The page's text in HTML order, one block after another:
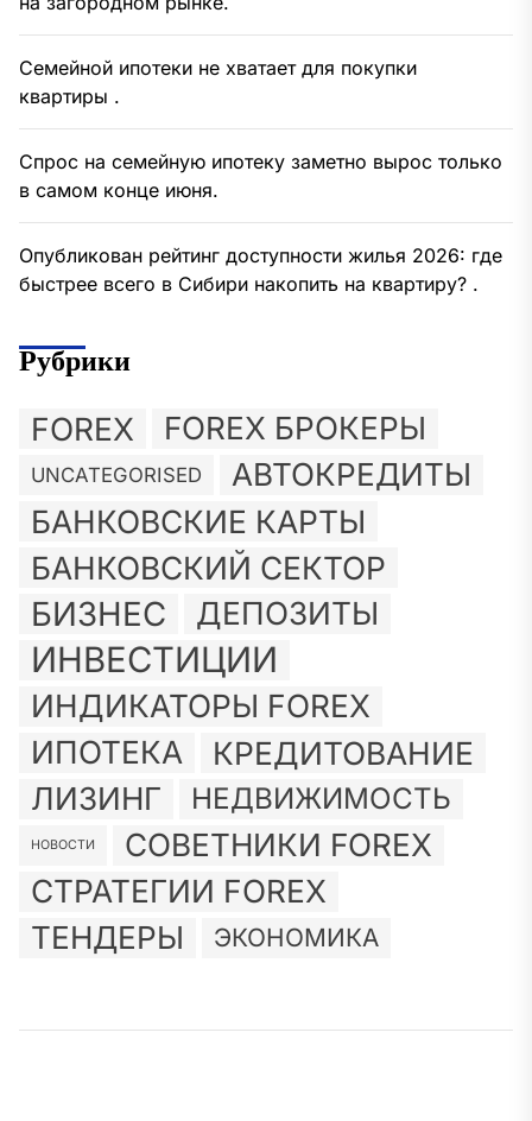
Семейной ипотеки не хватает для покупки
квартиры .
Спрос на семейную ипотеку заметно вырос только
в самом конце июня.
Опубликован рейтинг доступности жилья 2026: где
быстрее всего в Сибири накопить на квартиру? .
Рубрики
FOREX FOREX БРОКЕРЫ
UNCATEGORISED АВТОКРЕДИТЫ
БАНКОВСКИЕ КАРТЫ
БАНКОВСКИЙ СЕКТОР
БИЗНЕС ДЕПОЗИТЫ
ИНВЕСТИЦИИ
ИНДИКАТОРЫ FOREX
ИПОТЕКА
КРЕДИТОВАНИЕ
ЛИЗИНГ НЕДВИЖИМОСТЬ
НОВОСТИ
СОВЕТНИКИ FOREX
СТРАТЕГИИ FOREX
ТЕНДЕРЫ
ЭКОНОМИКА